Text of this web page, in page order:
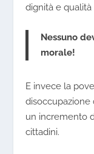
dignità e qualità
Nessuno
morale!
E invece la
un incremento
cittadini.